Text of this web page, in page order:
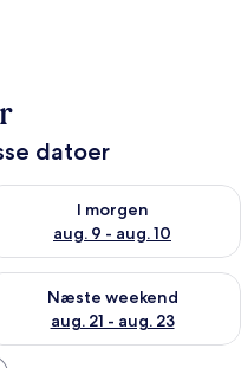
datoer
- aug. 9
I morgen
aug. 9 - aug. 10
tilgængelighed for i
aug. 14 - aug. 16
Næste weekend
aug. 21 - aug. 23
tilgængelighed for næste